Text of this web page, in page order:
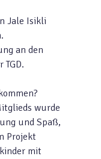
Jale Isikli
an den
wurde
und Spaß,
Projekt
mit